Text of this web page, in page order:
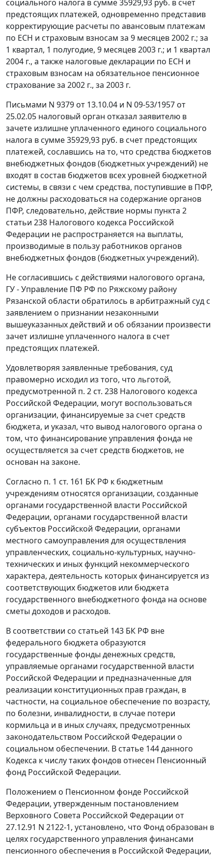
социального налога в сумме 35929,93 руб. в счет
предстоящих платежей, одновременно представив
корректирующие расчеты по авансовым платежам
по ЕСН и страховым взносам за 9 месяцев 2002 г.; за
1 квартал, 1 полугодие, 9 месяцев 2003 г.; и 1 квартал
2004 г., а также налоговые декларации по ЕСН и
страховым взносам на обязательное пенсионное
страхование за 2002 г., за 2003 г.
Письмами N 9379 от 13.10.04 и N 09-53/1957 от
25.02.05 налоговый орган отказал заявителю в
зачете излишне уплаченного единого социального
налога в сумме 35929,93 руб. в счет предстоящих
платежей, сославшись на то, что средства бюджетов
внебюджетных фондов (бюджетных учреждений) не
входят в состав бюджетов всех уровней бюджетной
системы, в связи с чем средства, поступившие в ПФР,
не должны расходоваться на содержание органов
ПФР, следовательно, действие нормы пункта 2
статьи 238 Налогового кодекса Российской
Федерации не распространяется на выплаты,
производимые в пользу работников органов
внебюджетных фондов (бюджетных учреждений).
Не согласившись с действиями налогового органа,
ГУ - Управление ПФ РФ по Ряжскому району
Рязанской области обратилось в арбитражный суд с
заявлением о признании незаконными
вышеуказанных действий и об обязании произвести
зачет излишне уплаченного налога в счет
предстоящих платежей.
Удовлетворяя заявленные требования, суд
правомерно исходил из того, что льготой,
предусмотренной п. 2 ст. 238 Налогового кодекса
Российской Федерации, могут воспользоваться
организации, финансируемые за счет средств
бюджета, и указал, что вывод налогового органа о
том, что финансирование управления фонда не
осуществляется за счет средств бюджетов, не
основан на законе.
Согласно п. 1 ст. 161 БК РФ к бюджетным
учреждениям относятся организации, созданные
органами государственной власти Российской
Федерации, органами государственной власти
субъектов Российской Федерации, органами
местного самоуправления для осуществления
управленческих, социально-культурных, научно-
технических и иных функций некоммерческого
характера, деятельность которых финансируется из
соответствующих бюджетов или бюджета
государственного внебюджетного фонда на основе
сметы доходов и расходов.
В соответствии со статьей 143 БК РФ вне
федерального бюджета образуются
государственные фонды денежных средств,
управляемые органами государственной власти
Российской Федерации и предназначенные для
реализации конституционных прав граждан, в
частности, на социальное обеспечение по возрасту,
по болезни, инвалидности, в случае потери
кормильца и в иных случаях, предусмотренных
законодательством Российской Федерации о
социальном обеспечении. В статье 144данного
Кодекса к числу таких фондов отнесен Пенсионный
фонд Российской Федерации.
Положением о Пенсионном фонде Российской
Федерации, утвержденным постановлением
Верховного Совета Российской Федерации от
27.12.91 N 2122-1, установлено, что Фонд образован в
целях государственного управления финансами
пенсионного обеспечения в Российской Федерации,